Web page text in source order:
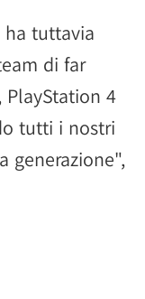
tuttavia
di far
PlayStation 4
tutti i nostri
generazione",